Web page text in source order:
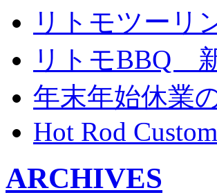
リトモツーリ
リトモBBQ
年末年始休業
Hot Rod
ARCHIVES